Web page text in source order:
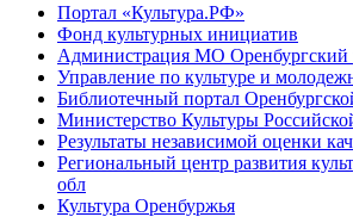
Портал «Культура.РФ»
Фонд культурных инициатив
Администрация МО Оренбургский
Управление по культуре и
Библиотечный портал
Министерство Культуры
Результаты независимой оценки
Региональный центр развития
обл
Культура Оренбуржья